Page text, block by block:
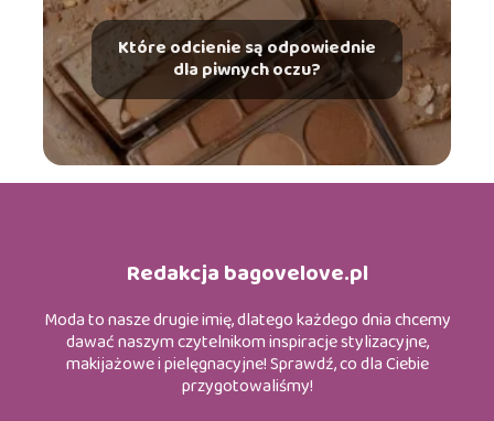
Które odcienie są odpowiednie
dla piwnych oczu?
Redakcja bagovelove.pl
Moda to nasze drugie imię, dlatego każdego dnia chcemy
dawać naszym czytelnikom inspiracje stylizacyjne,
makijażowe i pielęgnacyjne! Sprawdź, co dla Ciebie
przygotowaliśmy!